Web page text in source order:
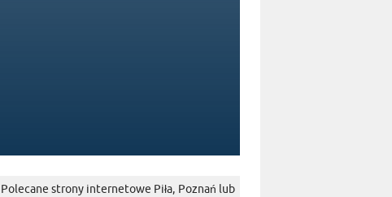
Polecane strony internetowe Piła, Poznań lub